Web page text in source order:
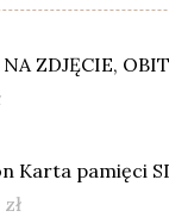
ZDJĘCIE,
Karta pamięci
zł